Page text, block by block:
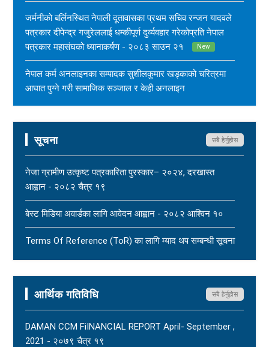
जर्मनीको बर्लिनस्थित नेपाली दूतावासका प्रथम सचिव रन्जन यादवले
पत्रकार दीपेन्द्र गजुरेललाई धम्कीपूर्ण दुर्व्यवहार गरेकोप्रति नेपाल
पत्रकार महासंघको ध्यानाकर्षण - २०८३ साउन २१
New
नेपाल कर्म अनलाइनका सम्पादक सुशीलकुमार खड्काको चरित्रमा
आघात पुग्ने गरी सामाजिक सञ्जाल र केही अनलाइन
महासंघ बैतडी शाखाका अध्यक्ष नरिदत्त बडुलाई पितृशोक परेको दुःखद्
खबरले नेपाल पत्रकार महासंघ स्तब्ध र दुःखी - २०८३ साउन १७
New
धार्मिक सहिष्णुता, सामाजिक सद्भाव र शान्ति कायम राख्न नेपाल
पत्रकार महासंघको आग्रह - २०८३ साउन १५
New
सूचना सबै हेर्नुहोस
नेजा ग्रामीण उत्कृष्ट पत्रकारिता पुरस्कार– २०२४, दरखास्त
आह्वान - २०८२ चैत्र १९
बेस्ट मिडिया अवार्डका लागि आवेदन आह्वान - २०८२ आश्विन १०
Terms Of Reference (ToR) का लागि म्याद थप सम्बन्धी सूचना
आर्थिक गतिविधि सबै हेर्नुहोस
DAMAN CCM FiINANCIAL REPORT April- September ,
2021 - २०७९ चैत्र १९